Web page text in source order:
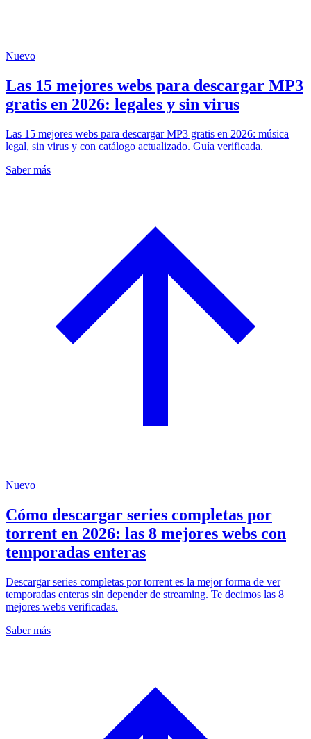
Nuevo
Las 15 mejores webs para descargar MP3
gratis en 2026: legales y sin virus
Las 15 mejores webs para descargar MP3 gratis en 2026: música
legal, sin virus y con catálogo actualizado. Guía verificada.
Saber más
Nuevo
Cómo descargar series completas por
torrent en 2026: las 8 mejores webs con
temporadas enteras
Descargar series completas por torrent es la mejor forma de ver
temporadas enteras sin depender de streaming. Te decimos las 8
mejores webs verificadas.
Saber más